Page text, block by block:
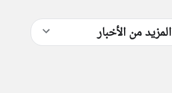
المزيد من الأخبار